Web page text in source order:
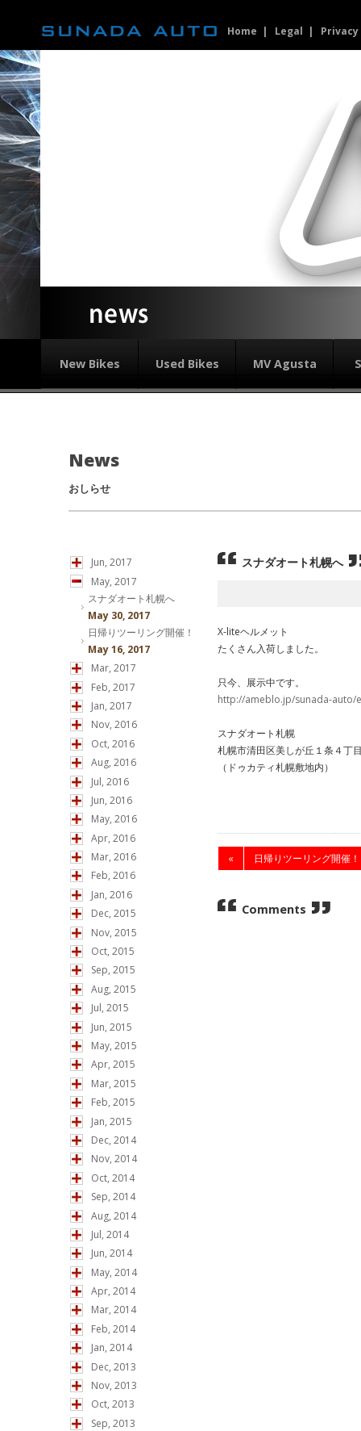
Home Legal
New Bikes Used Bikes MV Agusta
News
おしらせ
Jun, 2017
May, 2017
スナダオート札幌へ
May 30, 2017
日帰りツーリング開催！
May 16, 2017
Mar, 2017
Feb, 2017
Jan, 2017
Nov, 2016
Oct, 2016
Aug, 2016
Jul, 2016
Jun, 2016
May, 2016
Apr, 2016
Mar, 2016
Feb, 2016
Jan, 2016
Dec, 2015
Nov, 2015
Oct, 2015
Sep, 2015
Aug, 2015
Jul, 2015
Jun, 2015
May, 2015
Apr, 2015
Mar, 2015
Feb, 2015
Jan, 2015
Dec, 2014
Nov, 2014
Oct, 2014
Sep, 2014
Aug, 2014
Jul, 2014
Jun, 2014
May, 2014
Apr, 2014
Mar, 2014
Feb, 2014
Jan, 2014
Dec, 2013
Nov, 2013
Oct, 2013
Sep, 2013
スナダオート札幌へ
X-liteヘルメット
たくさん入荷しました。
只今、展示中です。
http://ameblo.jp/sunada-auto/
スナダオート札幌
札幌市清田区美しが丘１条４丁
（ドゥカティ札幌敷地内）
« 日帰りツーリング開催！
Comments